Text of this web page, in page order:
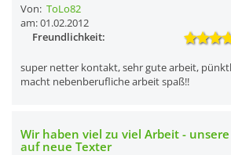
Von: ToLo82
am: 01.02.2012
Freundlichkeit:
super netter kontakt, sehr gute arbeit,
macht nebenberufliche arbeit spaß!!
Wir haben viel zu viel Arbeit -
auf neue Texter